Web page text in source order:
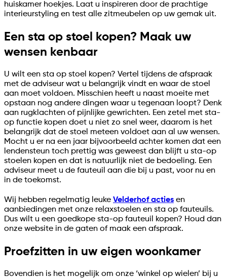
huiskamer hoekjes. Laat u inspireren door de prachtige
interieurstyling en test alle zitmeubelen op uw gemak uit.
Een sta op stoel kopen? Maak uw
wensen kenbaar
U wilt een sta op stoel kopen? Vertel tijdens de afspraak
met de adviseur wat u belangrijk vindt en waar de stoel
aan moet voldoen. Misschien heeft u naast moeite met
opstaan nog andere dingen waar u tegenaan loopt? Denk
aan rugklachten of pijnlijke gewrichten. Een zetel met sta-
op functie kopen doet u niet zo snel weer, daarom is het
belangrijk dat de stoel meteen voldoet aan al uw wensen.
Mocht u er na een jaar bijvoorbeeld achter komen dat een
lendensteun toch prettig was geweest dan blijft u sta-op
stoelen kopen en dat is natuurlijk niet de bedoeling. Een
adviseur meet u de fauteuil aan die bij u past, voor nu en
in de toekomst.
Wij hebben regelmatig leuke Velderhof acties en
aanbiedingen met onze relaxstoelen en sta op fauteuils.
Dus wilt u een goedkope sta-op fauteuil kopen? Houd dan
onze website in de gaten of maak een afspraak.
Proefzitten in uw eigen woonkamer
Bovendien is het mogelijk om onze ‘winkel op wielen’ bij u